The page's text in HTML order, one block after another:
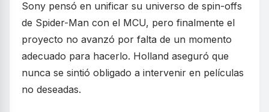
Sony pensó en unificar su universo de spin-offs
de Spider-Man con el MCU, pero finalmente el
proyecto no avanzó por falta de un momento
adecuado para hacerlo. Holland aseguró que
nunca se sintió obligado a intervenir en películas
no deseadas.